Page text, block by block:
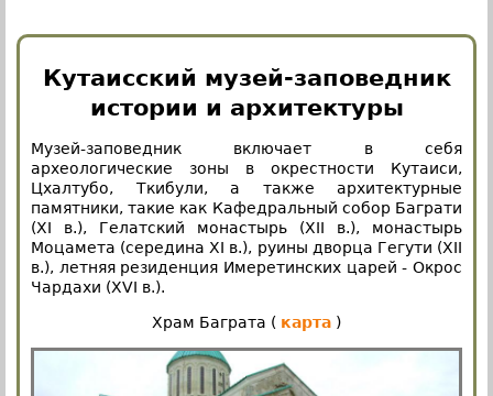
Кутаисский музей-заповедник
истории и архитектуры
Музей-заповедник включает в себя
археологические зоны в окрестности Кутаиси,
Цхалтубо, Ткибули, а также архитектурные
памятники, такие как Кафедральный собор Баграти
(XI в.), Гелатский монастырь (XII в.), монастырь
Моцамета (середина XI в.), руины дворца Гегути (XII
в.), летняя резиденция Имеретинских царей - Окрос
Чардахи (XVI в.).
Храм Баграта ( карта )